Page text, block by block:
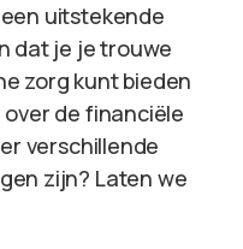
uitstekende
dat je je trouwe
zorg kunt bieden
de financiële
verschillende
zijn? Laten we